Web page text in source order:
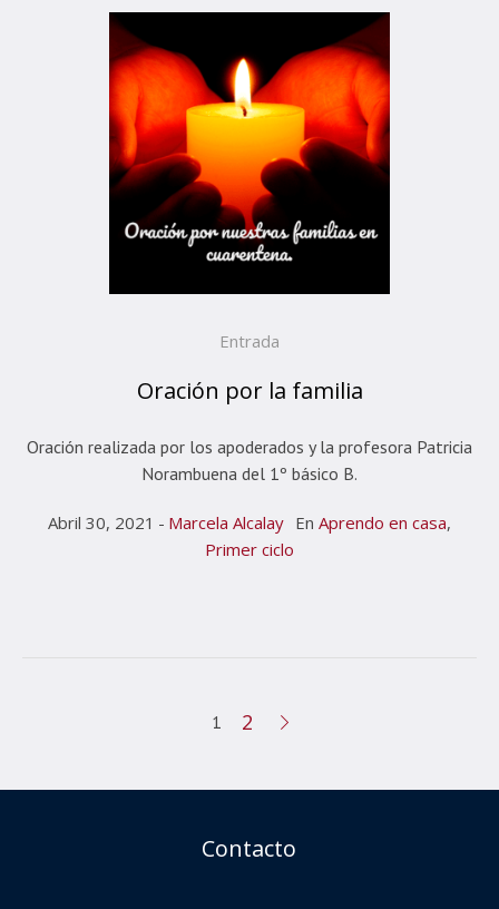
Entrada
Oración por la familia
Oración realizada por los apoderados y la profesora Patricia
Norambuena del 1º básico B.
Abril 30, 2021 Marcela Alcalay En Aprendo en casa,
Primer ciclo
1 2
Contacto